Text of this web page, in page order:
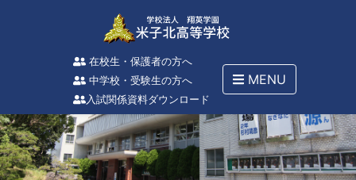
在校生・保護者の方へ
中学校・受験生の方へ
入試関係資料ダウンロード
MENU